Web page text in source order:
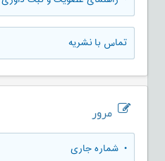
تماس با نشریه
مرور
• شماره جاری